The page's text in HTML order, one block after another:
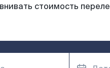
стоимость